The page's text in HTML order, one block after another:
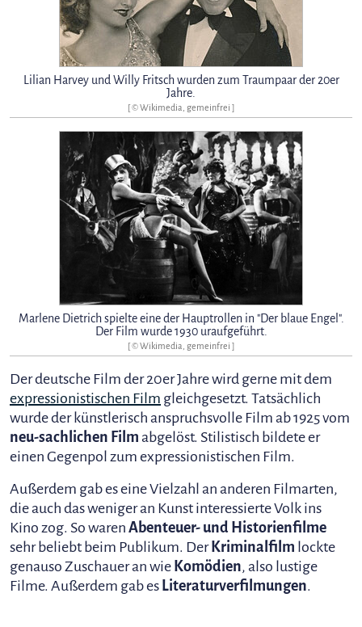
Lilian Harvey und Willy Fritsch wurden zum Traumpaar der 20er
Jahre.
[ © Wikimedia, gemeinfrei ]
Marlene Dietrich spielte eine der Hauptrollen in "Der blaue Engel".
Der Film wurde 1930 uraufgeführt.
[ © Wikimedia, gemeinfrei ]
Der deutsche Film der 20er Jahre wird gerne mit dem
expressionistischen Film gleichgesetzt. Tatsächlich
wurde der künstlerisch anspruchsvolle Film ab 1925 vom
neu-sachlichen Film abgelöst. Stilistisch bildete er
einen Gegenpol zum expressionistischen Film.
Außerdem gab es eine Vielzahl an anderen Filmarten,
die auch das weniger an Kunst interessierte Volk ins
Kino zog. So waren Abenteuer- und Historienfilme
sehr beliebt beim Publikum. DerKriminalfilm lockte
genauso Zuschauer an wie Komödien, also lustige
Filme. Außerdem gab es Literaturverfilmungen.